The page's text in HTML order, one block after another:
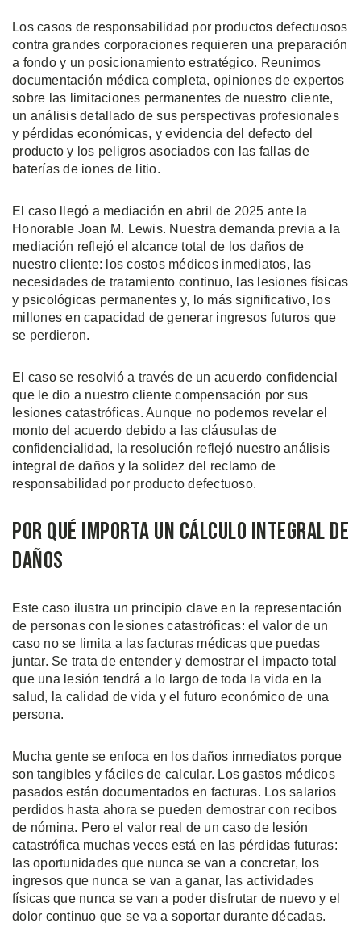
Los casos de responsabilidad por productos defectuosos
contra grandes corporaciones requieren una preparación
a fondo y un posicionamiento estratégico. Reunimos
documentación médica completa, opiniones de expertos
sobre las limitaciones permanentes de nuestro cliente,
un análisis detallado de sus perspectivas profesionales
y pérdidas económicas, y evidencia del defecto del
producto y los peligros asociados con las fallas de
baterías de iones de litio.
El caso llegó a mediación en abril de 2025 ante la
Honorable Joan M. Lewis. Nuestra demanda previa a la
mediación reflejó el alcance total de los daños de
nuestro cliente: los costos médicos inmediatos, las
necesidades de tratamiento continuo, las lesiones físicas
y psicológicas permanentes y, lo más significativo, los
millones en capacidad de generar ingresos futuros que
se perdieron.
El caso se resolvió a través de un acuerdo confidencial
que le dio a nuestro cliente compensación por sus
lesiones catastróficas. Aunque no podemos revelar el
monto del acuerdo debido a las cláusulas de
confidencialidad, la resolución reflejó nuestro análisis
integral de daños y la solidez del reclamo de
responsabilidad por producto defectuoso.
Por Qué Importa un Cálculo Integral de
Daños
Este caso ilustra un principio clave en la representación
de personas con lesiones catastróficas: el valor de un
caso no se limita a las facturas médicas que puedas
juntar. Se trata de entender y demostrar el impacto total
que una lesión tendrá a lo largo de toda la vida en la
salud, la calidad de vida y el futuro económico de una
persona.
Mucha gente se enfoca en los daños inmediatos porque
son tangibles y fáciles de calcular. Los gastos médicos
pasados están documentados en facturas. Los salarios
perdidos hasta ahora se pueden demostrar con recibos
de nómina. Pero el valor real de un caso de lesión
catastrófica muchas veces está en las pérdidas futuras:
las oportunidades que nunca se van a concretar, los
ingresos que nunca se van a ganar, las actividades
físicas que nunca se van a poder disfrutar de nuevo y el
dolor continuo que se va a soportar durante décadas.